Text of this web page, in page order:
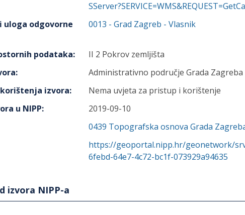
uloga odgovorne
0013 - Grad Zagreb - Vlasnik
podataka:
II 2 Pokrov zemljišta
:
Administrativno područje Grada Zagreba
izvora:
Nema uvjeta za pristup i korištenje
u NIPP:
2019-09-10
0439 Topografska osnova Grada
https://geoportal.nipp.hr/geonetwork/
6febd-64e7-4c72-bc1f-073929a94635
izvora NIPP-a